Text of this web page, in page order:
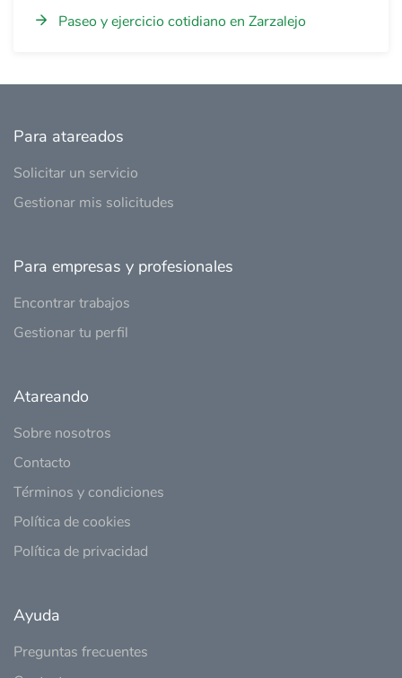
Paseo y ejercicio cotidiano en Zarzalejo
Para atareados
Solicitar un servicio
Gestionar mis solicitudes
Para empresas y profesionales
Encontrar trabajos
Gestionar tu perfil
Atareando
Sobre nosotros
Contacto
Términos y condiciones
Política de cookies
Política de privacidad
Ayuda
Preguntas frecuentes